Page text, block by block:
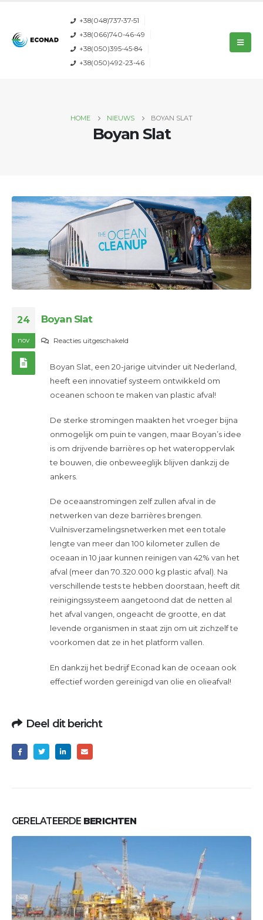
+38(048)737-37-51
+38(066)740-46-49
+38(050)395-45-84
+38(050)492-23-46
HOME NIEUWS BOYAN SLAT
Boyan Slat
24
nov
Boyan Slat
Reacties uitgeschakeldvoor
Slat
Boyan Slat, een 20-jarige uitvinder uit Nederland,
heeft een innovatief systeem ontwikkeld om
oceanen schoon te maken van plastic afval!
De sterke stromingen maakten het vroeger bijna
onmogelijk om puin te vangen, maar Boyan’s idee
is om drijvende barrières op het wateroppervlak
te bouwen, die onbeweeglijk blijven dankzij de
ankers.
De oceaanstromingen zelf zullen afval in de
netwerken van deze barrières brengen.
Vuilnisverzamelingsnetwerken met een totale
lengte van meer dan 100 kilometer zullen de
oceaan in 10 jaar kunnen reinigen van 42% van het
afval (meer dan 70.320.000 kg plastic afval). Na
verschillende tests te hebben doorstaan, heeft dit
reinigingssysteem aangetoond dat de netten al
het afval vangen, ongeacht de grootte, en dat
levende organismen in staat zijn om uit zichzelf te
voorkomen dat ze in het platform vallen.
En dankzij het bedrijf Econad kan de oceaan ook
effectief worden gereinigd van olie en olieafval!
Deel dit bericht
GERELATEERDE BERICHTEN